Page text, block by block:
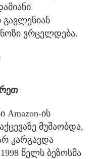
გავლენიან
ვრცელდება.
Amazon-ის
მუშაობდა,
კარგავდა
წელს ბეზოსმა